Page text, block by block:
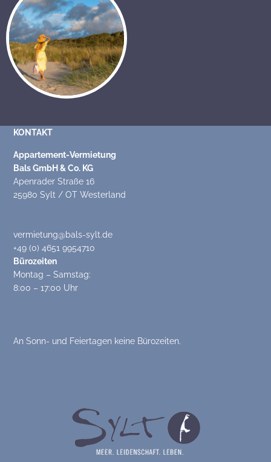
KONTAKT
Appartement-Vermietung
Bals GmbH & Co. KG
Apenrader Straße 16
25980 Sylt / OT Westerland
vermietung@bals-sylt.de
+49 (0) 4651 9954710
Bürozeiten
Montag – Samstag:
8:00 – 17:00 Uhr
An Sonn- und Feiertagen keine Bürozeiten.